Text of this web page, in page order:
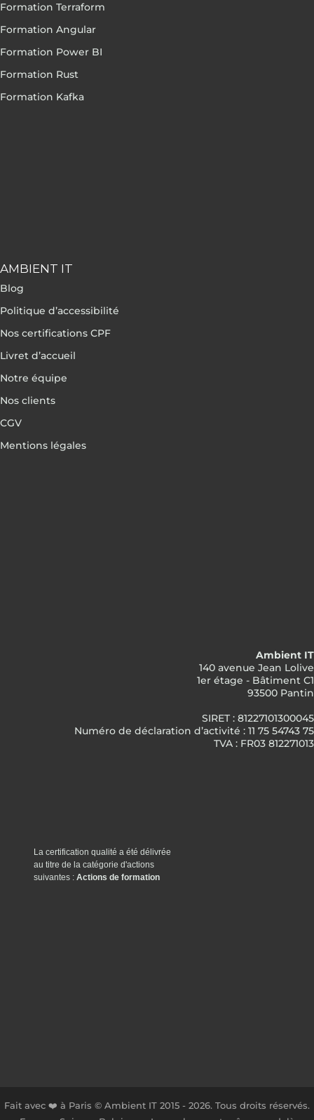
Formation Terraform
Formation Angular
Formation Power BI
Formation Rust
Formation Kafka
AMBIENT IT
Blog
Politique d’accessibilité
Nos certifications CPF
Livret d’accueil
Notre équipe
Nos clients
CGV
Mentions légales
Ambient IT
140 avenue Jean Lolive
1er étage - Bâtiment C1
93500 Pantin
SIRET : 81227101300045
Numéro de déclaration d’activité : 11 75 54743 75
TVA : FR03 812271013
La certification qualité a été délivrée
au titre de la catégorie d'actions
suivantes : Actions de formation
Fait avec ❤️ à Paris © Ambient IT 2015 - 2026. Tous droits réservés.